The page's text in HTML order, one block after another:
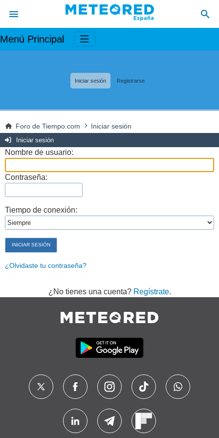
Menú Principal
Iniciar sesión Registrarse
Foro de Tiempo.com Iniciar sesión
Iniciar sesión
Nombre de usuario:
Contraseña:
Tiempo de conexión:
¿Olvidaste tu contraseña?
¿No tienes una cuenta? Regístrate.